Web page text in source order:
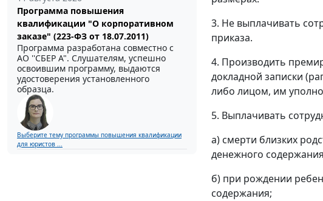
Программа повышения
квалификации "О корпоративном
заказе" (223-ФЗ от 18.07.2011)
Программа разработана совместно с
АО ''СБЕР А". Слушателям, успешно
освоившим программу, выдаются
удостоверения установленного
образца.
Выберите тему программы повышения квалификации
для юристов ...
3. Не выплачивать
приказа.
4. Производить
докладной записки
либо лицом, им
5. Выплачивать
а) смерти близких
денежного
б) при рождении
содержания;